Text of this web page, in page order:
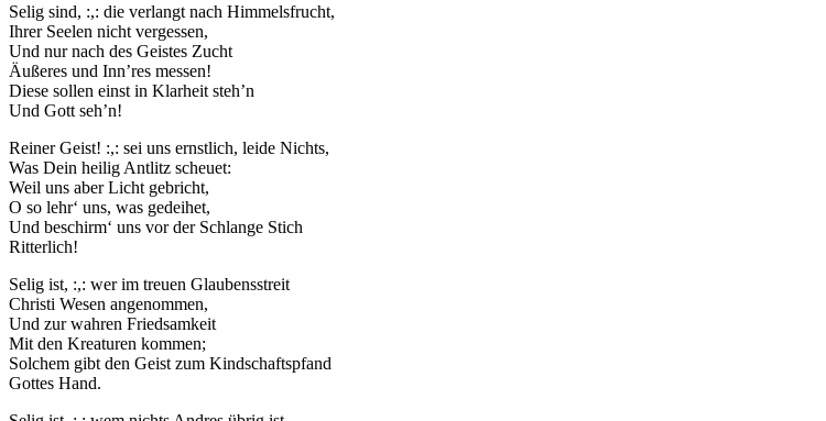
Selig sind, :,: die verlangt nach Himmelsfrucht,
Ihrer Seelen nicht vergessen,
Und nur nach des Geistes Zucht
Äußeres und Inn’res messen!
Diese sollen einst in Klarheit steh’n
Und Gott seh’n!
Reiner Geist! :,: sei uns ernstlich, leide Nichts,
Was Dein heilig Antlitz scheuet:
Weil uns aber Licht gebricht,
O so lehr‘ uns, was gedeihet,
Und beschirm‘ uns vor der Schlange Stich
Ritterlich!
Selig ist, :,: wer im treuen Glaubensstreit
Christi Wesen angenommen,
Und zur wahren Friedsamkeit
Mit den Kreaturen kommen;
Solchem gibt den Geist zum Kindschaftspfand
Gottes Hand.